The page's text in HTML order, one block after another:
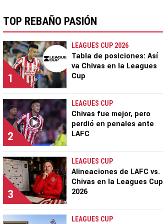
TOP REBAÑO PASIÓN
1
LEAGUES CUP 2026
Tabla de posiciones: Así
va Chivas en la Leagues
Cup
2
LEAGUES CUP
Chivas fue mejor, pero
perdió en penales ante
LAFC
3
LEAGUES CUP
Alineaciones de LAFC vs.
Chivas en la Leagues Cup
2026
LEAGUES CUP